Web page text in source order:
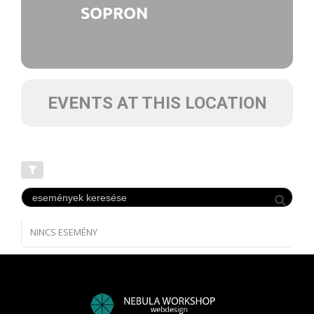
SOPRON
EVENTS AT THIS LOCATION
NINCS ESEMÉNY